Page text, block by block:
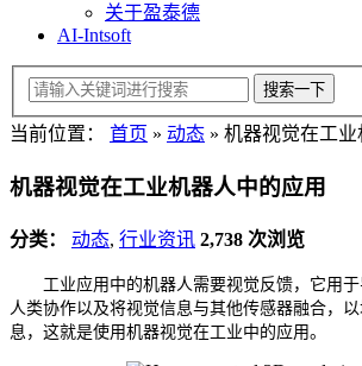
关于盈泰德
AI-Intsoft
当前位置： 首页 » 动态 » 机器视觉在工业
机器视觉在工业机器人中的应用
分类： 动态, 行业资讯 2,738 次浏览
工业应用中的机器人需要视觉反馈，它用于
人类协作以及将视觉信息与其他传感器融合，
息，这就是使用机器视觉在工业中的应用。